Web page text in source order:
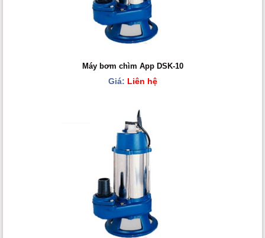
Máy bơm chìm App DSK-10
Giá: Liên hệ